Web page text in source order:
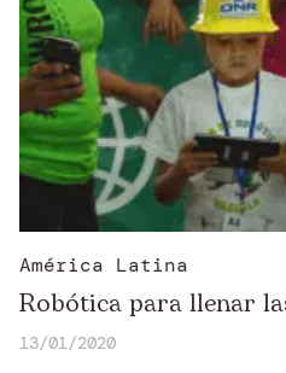
América Latina
Robótica para llenar
13/01/2020